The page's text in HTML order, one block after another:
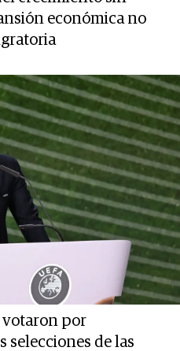
económica no
votaron por
selecciones de las